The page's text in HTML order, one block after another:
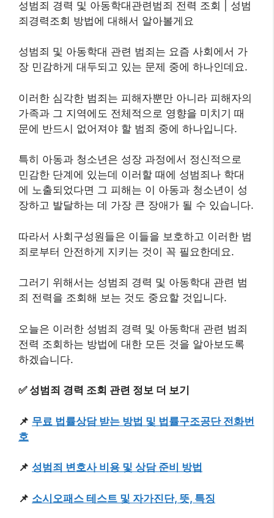
성범죄 경력 및 아동학대관련범죄 전력 조회 | 성범
죄경력조회 방법에 대해서 알아볼게요
성범죄 및 아동학대 관련 범죄는 요즘 사회에서 가
장 민감하게 대두되고 있는 문제 중에 하나인데요.
이러한 심각한 범죄는 피해자뿐만 아니라 피해자의
가족과 그 지역에도 전체적으로 영향을 미치기 때
문에 반드시 없어져야 할 범죄 중에 하나입니다.
특히 아동과 청소년은 성장 과정에서 정신적으로
민감한 단계에 있는데 이러할 때에 성범죄나 학대
에 노출되었다면 그 피해는 이 아동과 청소년이 성
장하고 발달하는 데 가장 큰 장애가 될 수 있습니다.
따라서 사회구성원들은 이들을 보호하고 이러한 범
죄로부터 안전하게 지키는 것이 꼭 필요한데요.
그러기 위해서는 성범죄 경력 및 아동학대 관련 범
죄 전력을 조회해 보는 것도 중요할 것입니다.
오늘은 이러한 성범죄 경력 및 아동학대 관련 범죄
전력 조회하는 방법에 대한 모든 것을 알아보도록
하겠습니다.
✅ 성범죄 경력 조회 관련 정보 더 보기
📌 무료 법률상담 받는 방법 및 법률구조공단 전화번
호
📌 성범죄 변호사 비용 및 상담 준비 방법
📌 소시오패스 테스트 및 자가진단, 뜻, 특징